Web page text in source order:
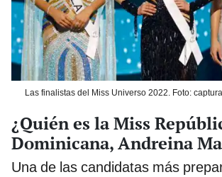
Las finalistas del Miss Universo 2022. Foto:
¿Quién es la Miss
Dominicana, Andreina
Una de las candidatas más